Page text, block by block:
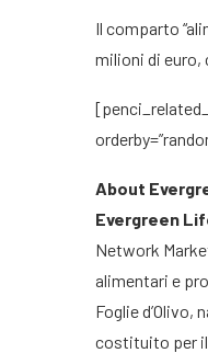
Il comparto
milioni di euro,
About
Evergreen
Network
alimentari e
Foglie d’Olivo,
costituito per il